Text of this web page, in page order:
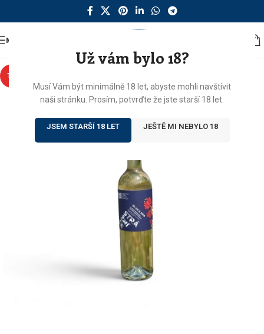
Už vám bylo 18?
Musí Vám být minimálně 18 let, abyste mohli navštívit
naši stránku. Prosím, potvrďte že jste starší 18 let.
JSEM STARŠÍ 18 LET JEŠTĚ MI NEBYLO 18
MENU
TIP